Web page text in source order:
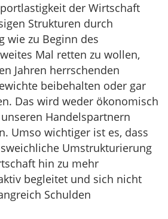
der Wirtschaft
Strukturen durch
wie zu Beginn des
Mal retten zu wollen,
Jahren herrschenden
beibehalten oder gar
Das wird weder ökonomisch
Handelspartnern
Umso wichtiger ist es, dass
Umstrukturierung
hin zu mehr
begleitet und sich nicht
Schulden